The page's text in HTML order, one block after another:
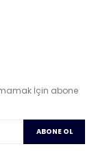
İçin abone
ABONE OL